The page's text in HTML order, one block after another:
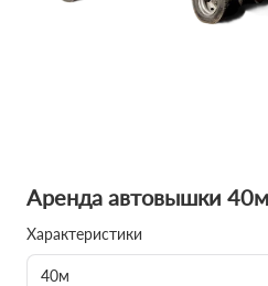
Аренда автовышки 40м
Характеристики
40м